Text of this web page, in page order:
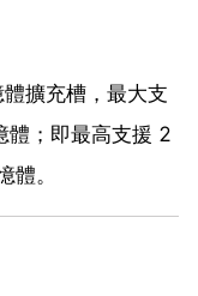
擴充槽，最大支
；即最高支援 2
。